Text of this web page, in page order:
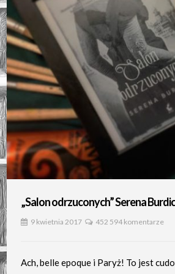
„Salon odrzuconych” Serena
9 kwietnia 2017 452 594 komentarze
Ach, belle epoque i Paryż! To jest